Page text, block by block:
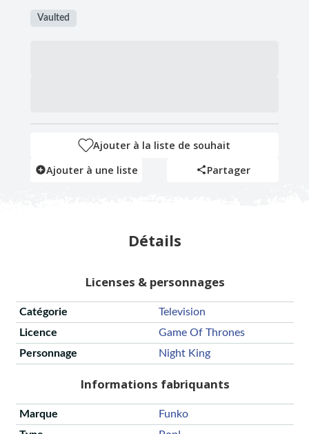
Vaulted
Ajouter à la liste de souhait
Ajouter à une liste
Partager
Détails
Licenses & personnages
Catégorie
Television
Licence
Game Of Thrones
Personnage
Night King
Informations fabriquants
Marque
Funko